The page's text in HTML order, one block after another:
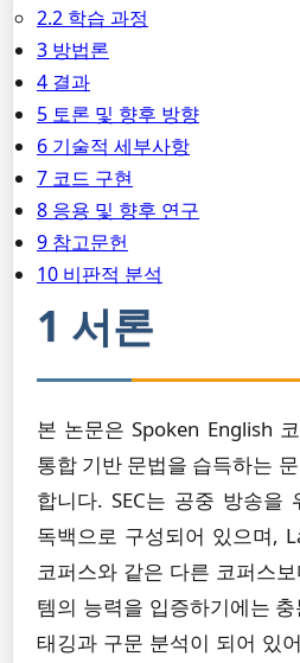
2.2 학습 과정
3 방법론
4 결과
5 토론 및 향후 방향
6 기술적 세부사항
7 코드 구현
8 응용 및 향후 연구
9 참고문헌
10 비판적 분석
1 서론
본 논문은 Spoken English
통합 기반 문법을 습득하는
합니다. SEC는 공중 방송을
독백으로 구성되어 있으며,
코퍼스와 같은 다른 코퍼스
템의 능력을 입증하기에는
태깅과 구문 분석이 되어 있